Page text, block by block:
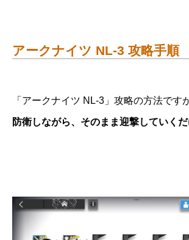
アークナイツ NL-3 攻略手順
「アークナイツ NL-3」攻略の方法です
防衛しながら、そのまま迎撃していく